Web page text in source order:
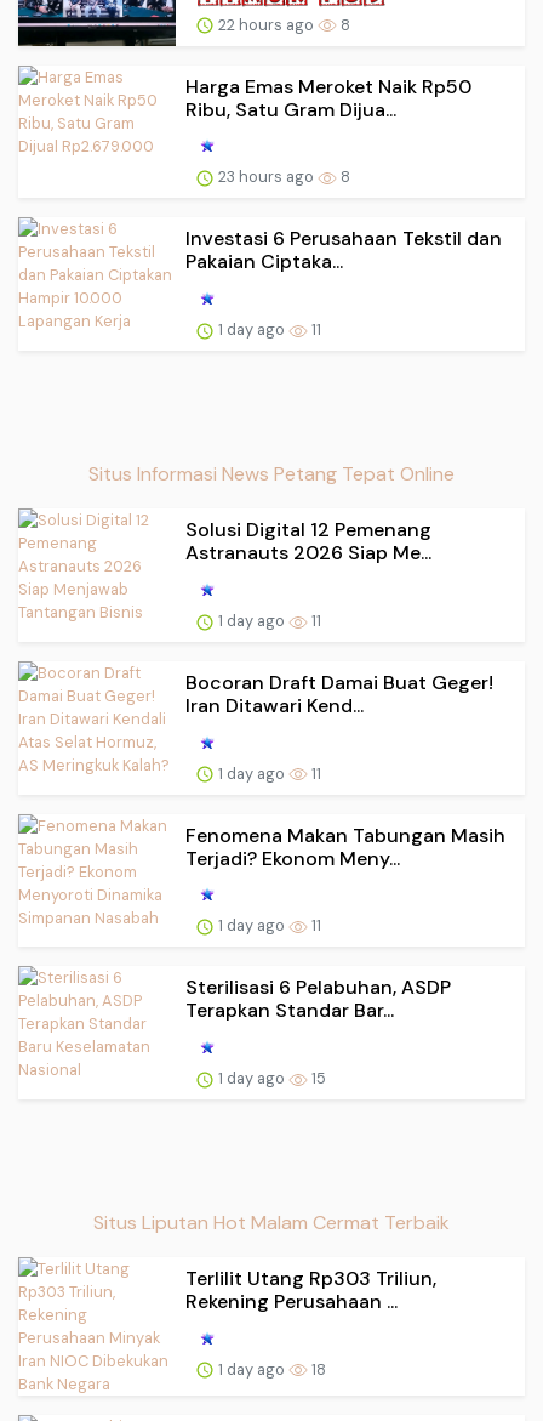
22 hours ago 8
Harga Emas Meroket Naik Rp50
Ribu, Satu Gram Dijua...
23 hours ago 8
Investasi 6 Perusahaan Tekstil dan
Pakaian Ciptaka...
1 day ago 11
Situs Informasi News Petang Tepat Online
Solusi Digital 12 Pemenang
Astranauts 2026 Siap Me...
1 day ago 11
Bocoran Draft Damai Buat Geger!
Iran Ditawari Kend...
1 day ago 11
Fenomena Makan Tabungan Masih
Terjadi? Ekonom Meny...
1 day ago 11
Sterilisasi 6 Pelabuhan, ASDP
Terapkan Standar Bar...
1 day ago 15
Situs Liputan Hot Malam Cermat Terbaik
Terlilit Utang Rp303 Triliun,
Rekening Perusahaan ...
1 day ago 18